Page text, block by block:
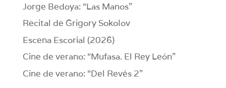
Jorge Bedoya: “Las Manos”
Recital de Grigory Sokolov
Escena Escorial (2026)
Cine de verano: “Mufasa. El Rey León”
Cine de verano: “Del Revés 2”